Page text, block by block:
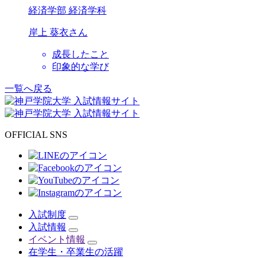
経済学部 経済学科
岸上 葵衣さん
成長したこと
印象的な学び
一覧へ戻る
OFFICIAL SNS
入試制度
入試情報
イベント情報
在学生・卒業生の活躍